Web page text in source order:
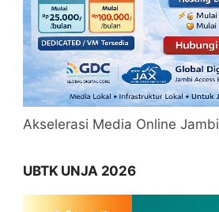
Akselerasi Media Online Jambi
UBTK UNJA 2026